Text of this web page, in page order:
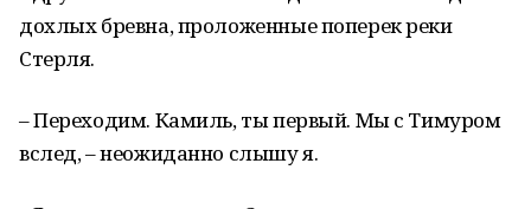
дохлых бревна, проложенные поперек реки
Стерля.
– Переходим. Камиль, ты первый. Мы с Тимуром
вслед, – неожиданно слышу я.